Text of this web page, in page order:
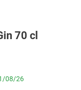
70 cl
08/26